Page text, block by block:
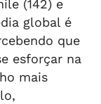
(142) e
global é
que
esforçar na
mais